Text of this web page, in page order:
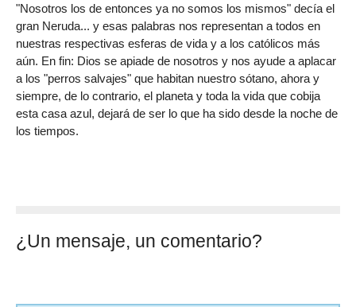
"Nosotros los de entonces ya no somos los mismos" decía el
gran Neruda... y esas palabras nos representan a todos en
nuestras respectivas esferas de vida y a los católicos más
aún. En fin: Dios se apiade de nosotros y nos ayude a aplacar
a los "perros salvajes" que habitan nuestro sótano, ahora y
siempre, de lo contrario, el planeta y toda la vida que cobija
esta casa azul, dejará de ser lo que ha sido desde la noche de
los tiempos.
¿Un mensaje, un comentario?